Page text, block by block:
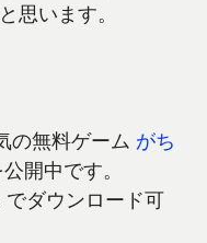
思います。
の無料ゲーム がち
公開中です。
ダウンロード可